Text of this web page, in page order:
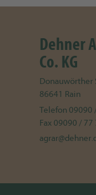
Dehner
Co. KG
Donauwörther
86641 Rain
Telefon 09090
Fax 09090 / 77